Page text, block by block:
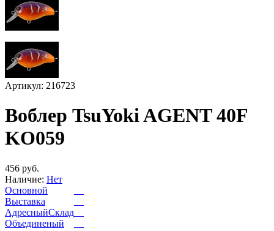
Артикул: 216723
Воблер TsuYoki AGENT 40F
KO059
456 руб.
Наличие: Нет
Основной
Выставка
АдресныйСклад
Объединеный